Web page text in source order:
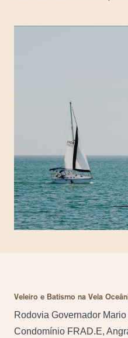
Veleiro e Batismo na Vela
Rodovia Governador
Condomínio FRAD.E,